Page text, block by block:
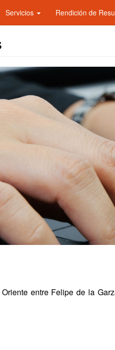
Servicios Rendición de
entre Felipe de la